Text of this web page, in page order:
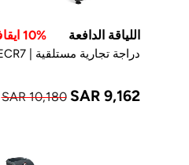
اللياقة الدافعة 10% ايقاف
دراجة تجارية مستلقية | ECR7
SAR 10,180 SAR 9,162